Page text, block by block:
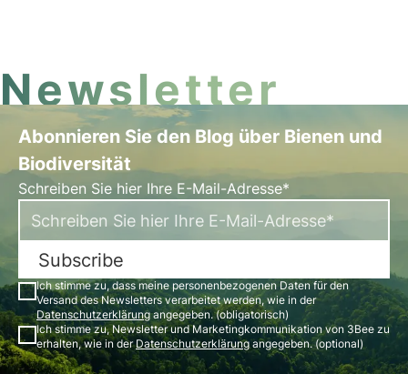
Newsletter
Abonnieren Sie den Blog über Bienen und
Biodiversität
Schreiben Sie hier Ihre E-Mail-Adresse*
Subscribe
Ich stimme zu, dass meine personenbezogenen Daten für den
Versand des Newsletters verarbeitet werden, wie in der
Datenschutzerklärungangegeben. (obligatorisch)
Ich stimme zu, Newsletter und Marketingkommunikation von 3Bee zu
erhalten, wie in derDatenschutzerklärungangegeben. (optional)